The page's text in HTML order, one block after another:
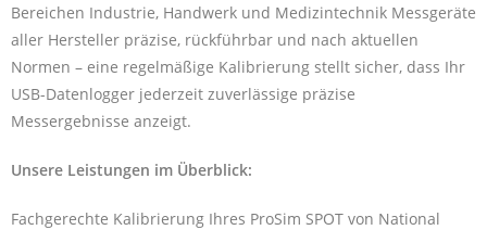
Bereichen Industrie, Handwerk und Medizintechnik Messgeräte
aller Hersteller präzise, rückführbar und nach aktuellen
Normen – eine regelmäßige Kalibrierung stellt sicher, dass Ihr
USB-Datenlogger jederzeit zuverlässige präzise
Messergebnisse anzeigt.
Unsere Leistungen im Überblick:
Fachgerechte Kalibrierung Ihres ProSim SPOT von National